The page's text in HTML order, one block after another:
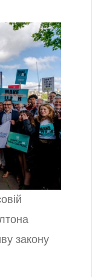
закону